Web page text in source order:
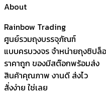
About
Rainbow Trading
ศูนย์รวมถุงบรรจุภัณฑ์
แบบครบวงจร จำหน่ายถุงซิปล็
ราคาถูก ของมีสต๊อกพร้อมส่ง
สินค้าคุณภาพ งานดี ส่งไว
สั่งง่าย ใช่เลย